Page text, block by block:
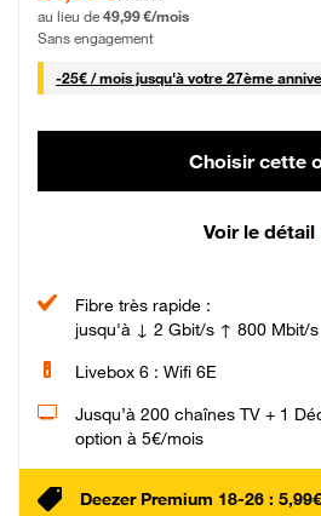
au lieu de 49,99 €/mois
Sans engagement
-25€ / mois25 € par mois
jusqu'à votre 27ème
Choisir cette
Voir le détail
Fibre très rapide :
jusqu'à ↓ 2 Gbit/s ↑ 800 Mbit/s
Livebox 6 : Wifi 6E
Jusqu’à 200 chaînes TV + 1
option à 5€/mois
Deezer Premium 18-26 :